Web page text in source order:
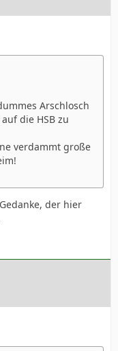
Arschlosch
die HSB zu
verdammt große
der hier